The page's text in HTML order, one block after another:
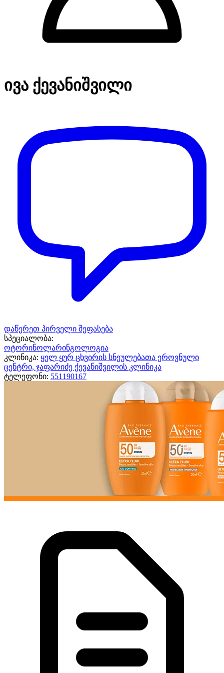
ივა ქევანიშვილი
დაწერეთ პირველი შეფასება
სპეციალობა:
ოტორინოლარინგოლოგია
კლინიკა: ყელ ყურ ცხვირის სნეულებათა ეროვნული
ცენტრი, ჯაფარიძე ქევანიშვილის კლინიკა
ტელეფონი: 551190167